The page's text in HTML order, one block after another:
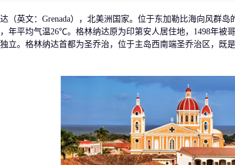
英文：Grenada），北美洲国家。位于东加勒比海向风群岛
年平均气温26℃。格林纳达原为印第安人居住地，1498年被
立。格林纳达首都为圣乔治，位于主岛西南端圣乔治区，既